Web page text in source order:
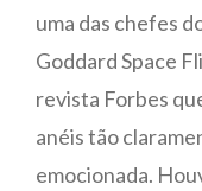
uma das chefes
Goddard Space
revista Forbes
anéis tão
emocionada.